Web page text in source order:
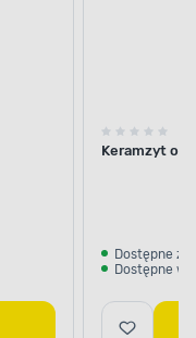
Keramzyt
Dostępne z
Dostępne w